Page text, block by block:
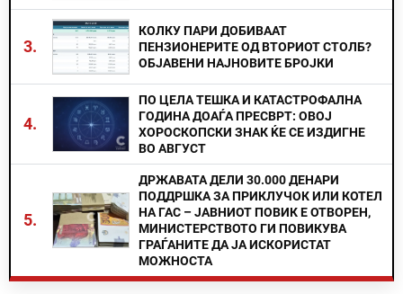
3.
КОЛКУ ПАРИ ДОБИВААТ
ПЕНЗИОНЕРИТЕ ОД ВТОРИОТ СТОЛБ?
ОБЈАВЕНИ НАЈНОВИТЕ БРОЈКИ
4.
ПО ЦЕЛА ТЕШКА И КАТАСТРОФАЛНА
ГОДИНА ДОАЃА ПРЕСВРТ: ОВОЈ
ХОРОСКОПСКИ ЗНАК ЌЕ СЕ ИЗДИГНЕ
ВО АВГУСТ
5.
ДРЖАВАТА ДЕЛИ 30.000 ДЕНАРИ
ПОДДРШКА ЗА ПРИКЛУЧОК ИЛИ КОТЕЛ
НА ГАС – ЈАВНИОТ ПОВИК Е ОТВОРЕН,
МИНИСТЕРСТВОТО ГИ ПОВИКУВА
ГРАЃАНИТЕ ДА ЈА ИСКОРИСТАТ
МОЖНОСТА